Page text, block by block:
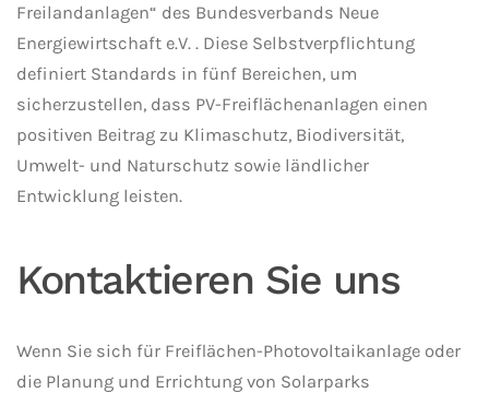
Freilandanlagen“ des Bundesverbands Neue
Energiewirtschaft e.V. . Diese Selbstverpflichtung
definiert Standards in fünf Bereichen, um
sicherzustellen, dass PV-Freiflächenanlagen einen
positiven Beitrag zu Klimaschutz, Biodiversität,
Umwelt- und Naturschutz sowie ländlicher
Entwicklung leisten.
Kontaktieren Sie uns
Wenn Sie sich für Freiflächen-Photovoltaikanlage oder
die Planung und Errichtung von Solarparks